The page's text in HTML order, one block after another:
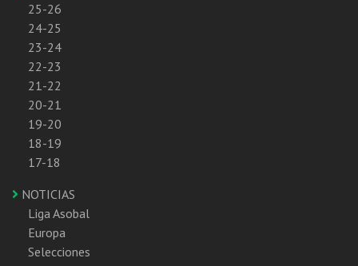
25-26
24-25
23-24
22-23
21-22
20-21
19-20
18-19
17-18
NOTICIAS
Liga Asobal
Europa
Selecciones